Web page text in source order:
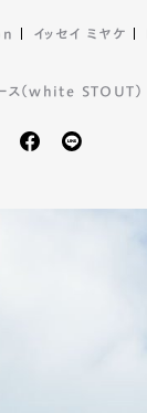
イッセイ ミヤケ
ース（white STOUT）